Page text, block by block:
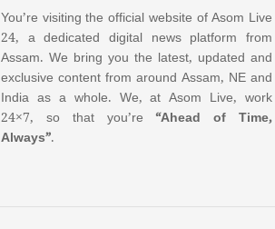
You’re visiting the official website of Asom Live
24, a dedicated digital news platform from
Assam. We bring you the latest, updated and
exclusive content from around Assam, NE and
India as a whole. We, at Asom Live, work
24×7, so that you’re“Ahead of Time,
Always”.